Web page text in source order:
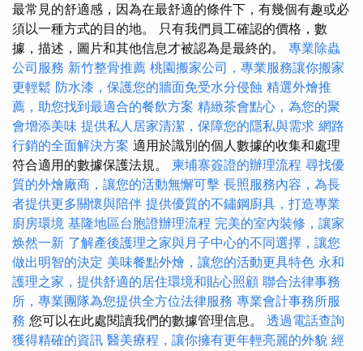
最常見的舒適感，因為在最舒適的條件下，有幾個有趣或必
須以一種方式的目的地。 只有我們員工確認的價格，數
據，描述，圖片和其他信息才被認為是最終的。 專業除蟲
公司服務 新竹整骨推薦 桃園搬家公司，專業服務讓你搬家
更輕鬆 防水漆，保護您的牆面免受水分侵蝕 精選外燴推
薦，助您找到最適合的餐飲方案 精緻茶會點心，為您的聚
會增添美味 提供私人居家清潔，保障您的隱私與需求 網路
行銷的全面解決方案 適用於識別的個人數據的收集和處理
符合適用的數據保護法規。 柬埔寨簽證的辦理流程 尋找優
質的外燴廠商，讓您的活動無懈可擊 長照服務內容，為長
者提供更多關懷與陪伴 提供優質的不鏽鋼廚具，打造專業
廚房環境 基隆地區台胞證辦理流程 完美的室內裝修，讓家
焕然一新 了解產後護理之家與月子中心的不同選擇，讓您
做出明智的決定 美味餐點外燴，讓您的活動更具特色 永和
護理之家，提供舒適的居住環境和貼心照顧 聯合法律事務
所，專業團隊為您提供全方位法律服務 專業會計事務所服
務 您可以在此處閱讀我們的數據管理信息。 透過電話查詢
獲得精確的資訊 醫美療程，讓你擁有更年輕亮麗的外貌 經